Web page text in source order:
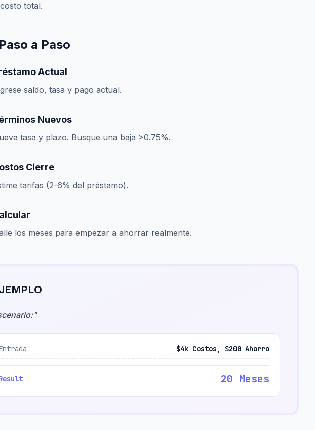
total.
a Paso
Actual
saldo, tasa y pago actual.
Nuevos
tasa y plazo. Busque una baja >0.75%.
Cierre
tarifas (2-6% del préstamo).
los meses para empezar a ahorrar realmente.
"
$4k Costos, $200 Ahorro
20 Meses